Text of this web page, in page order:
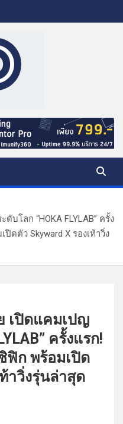
บโลก “HOKA FLYLAB” ครั้ง
ดตัว Skyward X รองเท้าวิ่ง
เปิดแคมเปญ
ครั้งแรก!
ฟิก พร้อมเปิด
าวิ่งรุ่นล่าสุด